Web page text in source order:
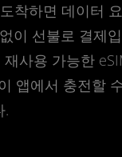
착하면 데이터
이 선불로 결제
사용 가능한
앱에서 충전할
.